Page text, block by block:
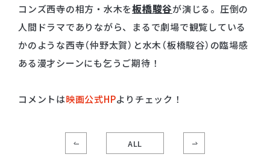
コンズ⻄寺の相⽅・⽔⽊を板橋駿⾕が演じる。圧倒の
⼈間ドラマでありながら、まるで劇場で観覧している
かのような⻄寺（仲野太賀）と⽔⽊（板橋駿⾕）の臨場感
ある漫才シーンにも乞うご期待！
コメントは映画公式HPよりチェック！
ALL